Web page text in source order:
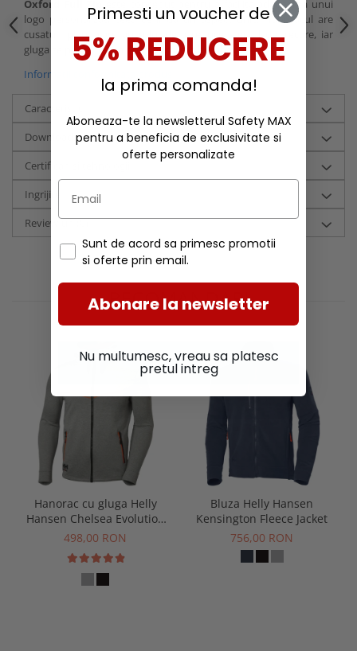
Oxford Full Zip este conceput pentru a facilita adaugarea unui
logo personalizat, ceea ce ii da un aspect unic. Hanoracul are
cusaturi plate, care au rolul de a reduce efectul de frecare, iar
gluga se poate ajusta prin snurul din bumbac.
Informatii conformitate produs
Caracteristici
Download (1)
Certificari si tehnologii
Ingrijire
Review-uri(0)
RECOMANDARI
Hanorac cu gluga Helly
Hansen Chelsea Evolution
Zip Hoodie
498,00 RON
Bluza Helly Hansen
Kensington Fleece Jacket
756,00 RON
Primesti un voucher de
5% REDUCERE
la prima comanda!
Aboneaza-te la newsletterul Safety MAX
pentru a beneficia de exclusivitate si
oferte personalizate
Sunt de acord sa primesc promotii
si oferte prin email.
Abonare la newsletter
Nu multumesc, vreau sa platesc
pretul intreg